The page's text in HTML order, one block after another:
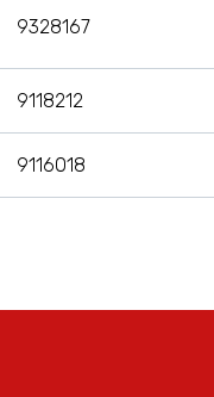
9328167
9118212
9116018